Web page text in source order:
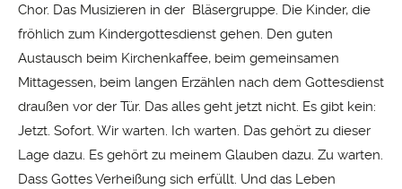
Chor. Das Musizieren in der Bläsergruppe. Die Kinder, die
fröhlich zum Kindergottesdienst gehen. Den guten
Austausch beim Kirchenkaffee, beim gemeinsamen
Mittagessen, beim langen Erzählen nach dem Gottesdienst
draußen vor der Tür. Das alles geht jetzt nicht. Es gibt kein:
Jetzt. Sofort. Wir warten. Ich warten. Das gehört zu dieser
Lage dazu. Es gehört zu meinem Glauben dazu. Zu warten.
Dass Gottes Verheißung sich erfüllt. Und das Leben